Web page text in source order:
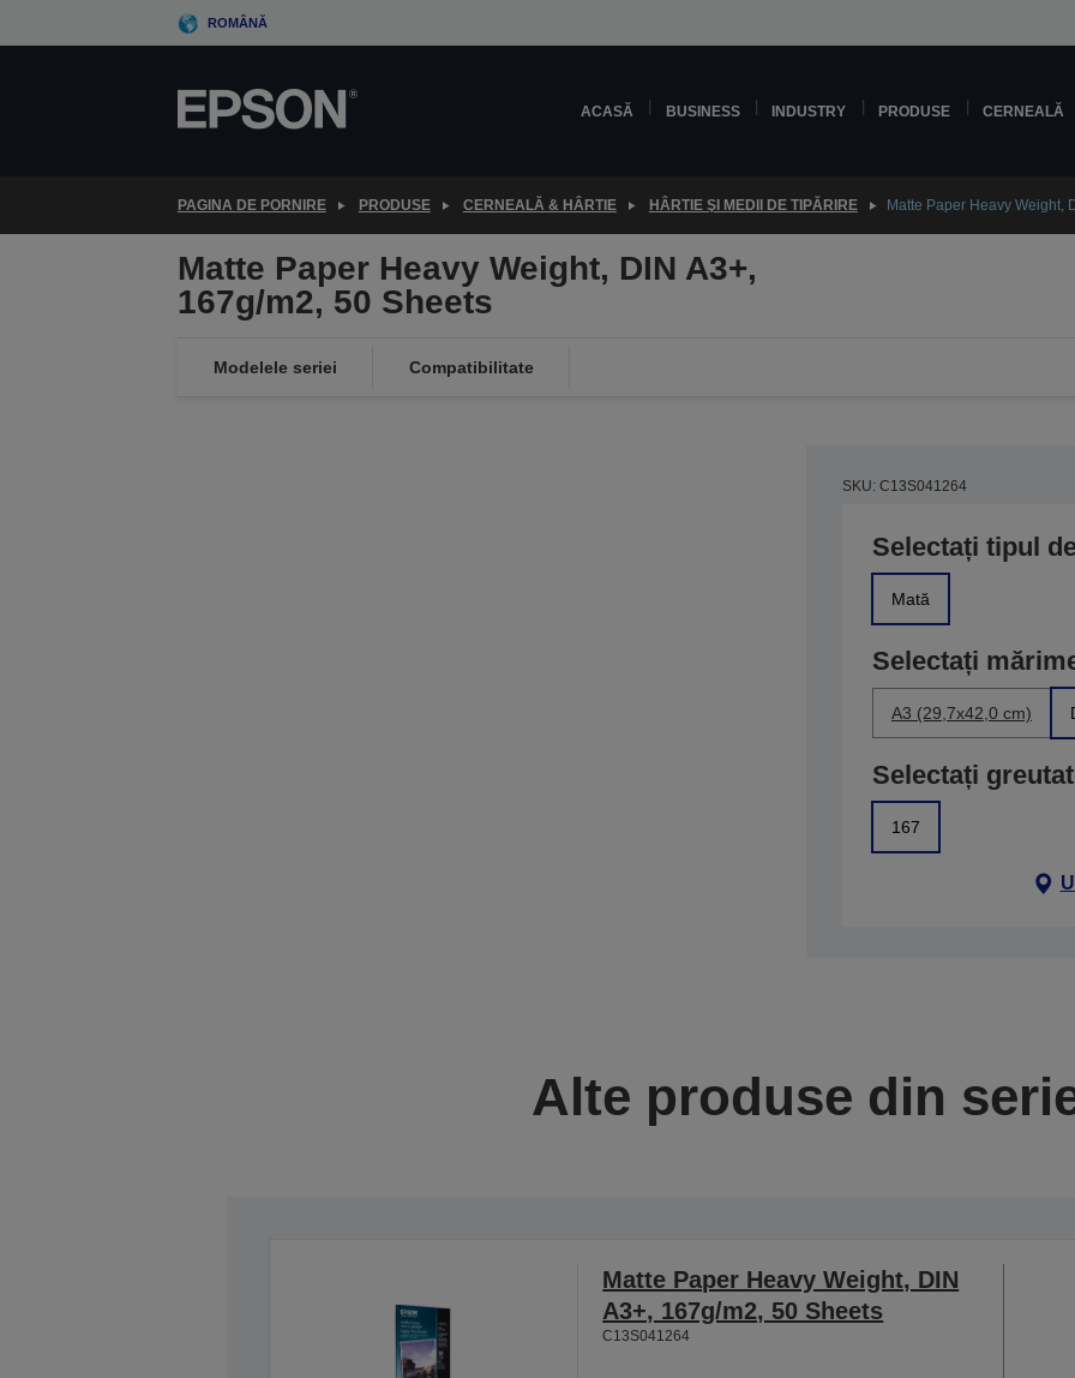
to
ROMÂNĂ
ACASĂ BUSINESS INDUSTRY PRODUSE CERNEALĂ
PAGINA DE PORNIRE PRODUSE CERNEALĂ & HÂRTIE HÂRTIE ŞI MEDII DE TIPĂRIRE Matte Paper Heavy Weight,
Matte Paper Heavy Weight, DIN A3+,
167g/m2, 50 Sheets
Modelele seriei Compatibilitate
SKU: C13S041264
Selectați tipul
Mată
Selectați
A3 (29,7x42,0 cm)
Selectați
167
Alte produse din
Matte Paper Heavy Weight, DIN
A3+, 167g/m2, 50 Sheets
C13S041264